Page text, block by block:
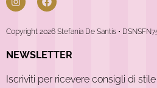
Copyright 2026 Stefania De Santis •
NEWSLETTER
Iscriviti per ricevere consigli di